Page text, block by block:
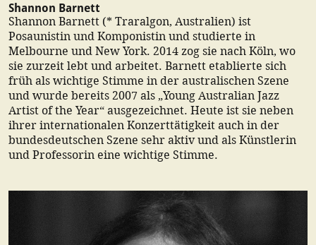
Shannon Barnett
Shannon Barnett (* Traralgon, Australien) ist
Posaunistin und Komponistin und studierte in
Melbourne und New York. 2014 zog sie nach Köln, wo
sie zurzeit lebt und arbeitet. Barnett etablierte sich
früh als wichtige Stimme in der australischen Szene
und wurde bereits 2007 als „Young Australian Jazz
Artist of the Year“ ausgezeichnet. Heute ist sie neben
ihrer internationalen Konzerttätigkeit auch in der
bundesdeutschen Szene sehr aktiv und als Künstlerin
und Professorin eine wichtige Stimme.